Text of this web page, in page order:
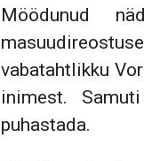
Möödunud
vabatahtlikku
inimest.
puhastada.